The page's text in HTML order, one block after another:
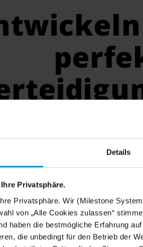
Details
Privatsphäre.
Privatsphäre. Wir (Milestone
von „Alle Cookies zulassen“
haben die bestmögliche Erfahrung
die unbedingt für den Betrieb der
annehmen,
Sie sich zuerst einmal
Untersuchung